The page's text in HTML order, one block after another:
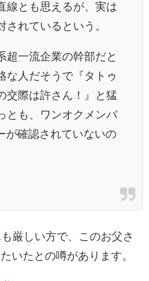
線とも思えるが、実は
れているという。
超一流企業の幹部だと
な人だそうで『タトゥ
交際は許さん！』と猛
とも、ワンオクメンバ
が確認されていないの
厳しい方で、このお父さ
いたとの噂があります。